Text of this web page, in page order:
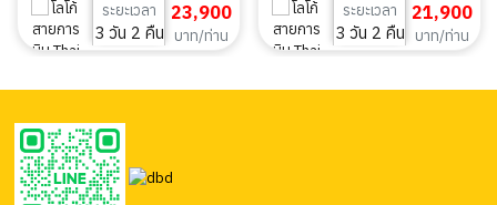
ระยะเวลา
3 วัน 2 คืน
23,900
บาท/ท่าน
พลังให้ชีวิต 3 วัน 2 คืน
ระยะเวลา
3 วัน 2 คืน
21,900
บาท/ท่าน